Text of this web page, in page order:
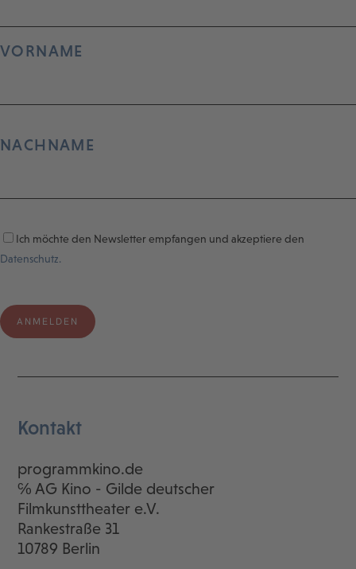
VORNAME
NACHNAME
Ich möchte den Newsletter empfangen und akzeptiere den
Datenschutz.
Kontakt
programmkino.de
℅ AG Kino - Gilde deutscher
Filmkunsttheater e.V.
Rankestraße 31
10789 Berlin